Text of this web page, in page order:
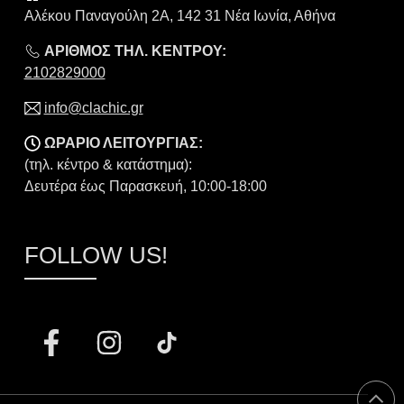
Αλέκου Παναγούλη 2Α, 142 31 Νέα Ιωνία, Αθήνα
ΑΡΙΘΜΟΣ ΤΗΛ. ΚΕΝΤΡΟΥ:
2102829000
info@clachic.gr
ΩΡΑΡΙΟ ΛΕΙΤΟΥΡΓΙΑΣ:
(τηλ. κέντρο & κατάστημα):
Δευτέρα έως Παρασκευή, 10:00-18:00
FOLLOW US!